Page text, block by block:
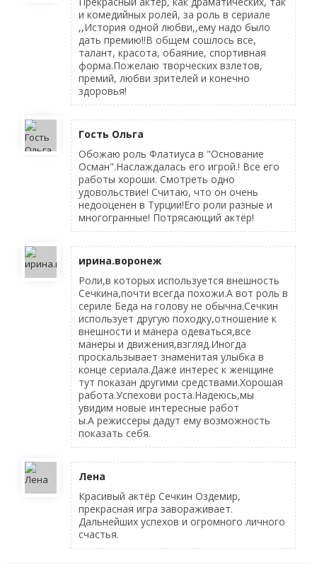
и комедийных ролей, за роль в сериале
,,История одной любви,,ему надо было
дать премию!!В общем сошлось все,
талант, красота, обаяние, спортивная
форма.Пожелаю творческих взлетов,
премий, любви зрителей и конечно
здоровья!
Гость Ольга
Обожаю роль Флатиуса в "Основание
Осман".Наслаждалась его игрой.! Все его
работы хороши. Смотреть одно
удовольствие! Считаю, что он очень
недооценен в Турции!Его роли разные и
многогранные! Потрясающий актёр!
ирина.воронеж
Роли,в которых используется внешность
Сечкина,почти всегда похожи.А вот роль в
сериле Беда на голову не обычна.Сечкин
использует другую походку,отношение к
внешности и манера одеваться,все
манеры и движения,взгляд.Иногда
проскальзывает знаменитая улыбка в
конце сериала.Даже интерес к женщине
тут показан другими средствами.Хорошая
работа.Успехови роста.Надеюсь,мы
увидим новые интересные работ
ы.А режиссеры дадут ему возможность
показать себя.
Лена
Красивый актёр Сечкин Оздемир,
прекрасная игра завораживает.
Дальнейших успехов и огромного личного
счастья.